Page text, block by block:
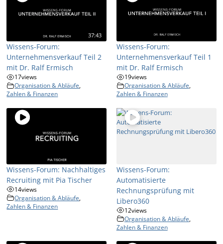
37:43
Wissens-Forum:
Unternehmensverkauf Teil 2
mit Dr. Ralf Ermisch
17views
Organisation & Abläufe,
Zahlen & Finanzen
Wissens-Forum:
Unternehmensverkauf Teil 1
mit Dr. Ralf Ermisch
19views
Organisation & Abläufe,
Zahlen & Finanzen
Wissens-Forum: Nachhaltiges
Recruiting mit Pia Tischer
14views
Organisation & Abläufe
Zahlen & Finanzen
Wissens-Forum:
Automatisierte
Rechnungsprüfung mit
Libero360
12views
Organisation & Abläufe
Zahlen & Finanzen